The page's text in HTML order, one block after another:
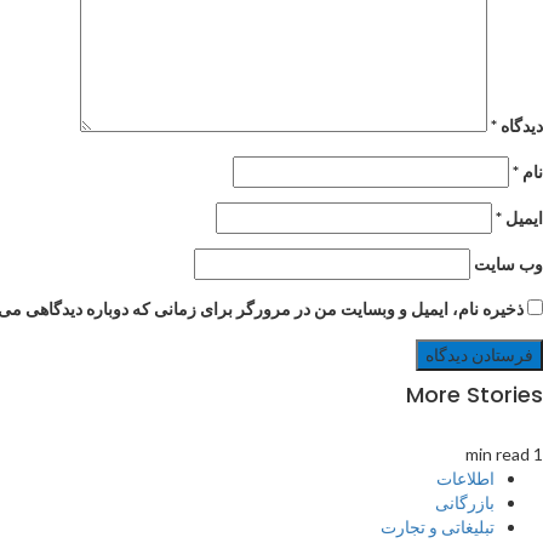
دیدگاه *
نام *
ایمیل *
وب‌ سایت
ذخیره نام، ایمیل و وبسایت من در مرورگر برای زمانی که دوباره دیدگاهی
More Stories
1 min read
اطلاعات
بازرگانی
تبلیغاتی و تجارت